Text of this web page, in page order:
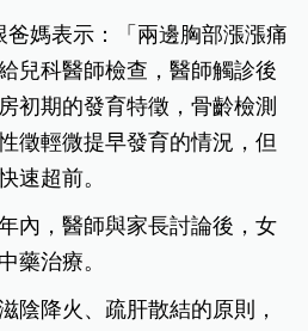
媽表示：「兩邊胸部漲漲痛
兒科醫師檢查，醫師觸診後
初期的發育特徵，骨齡檢測
徵輕微提早發育的情況，但
速超前。
內，醫師與家長討論後，女
藥治療。
陰降火、疏肝散結的原則，